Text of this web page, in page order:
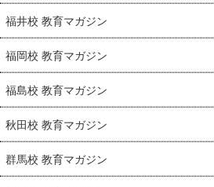
福井校 教育マガジン
福岡校 教育マガジン
福島校 教育マガジン
秋田校 教育マガジン
群馬校 教育マガジン